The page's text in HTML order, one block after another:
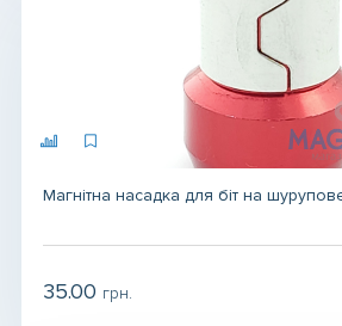
Магнітна насадка для біт на
грн.
35.00 грн.